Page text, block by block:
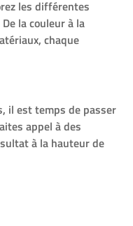
les différentes
la couleur à la
chaque
il est temps de passer
appel à des
à la hauteur de